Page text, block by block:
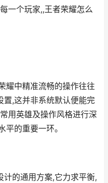
一个玩家,,王者荣耀怎么
耀中精准流畅的操作往往
置,这并非系统默认便能完
用英雄及操作风格进行深
平的重要一环。
的通用方案,它力求平衡,